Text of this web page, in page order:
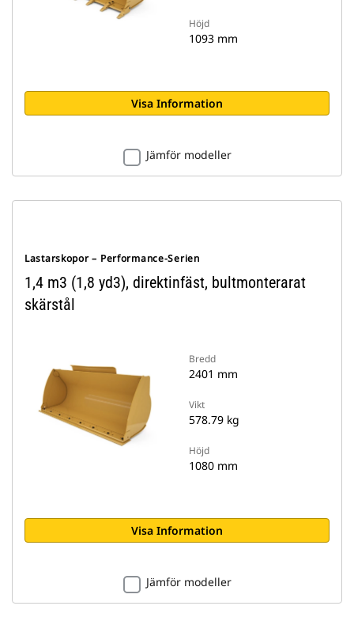
Höjd
1093 mm
Visa Information
Jämför modeller
Lastarskopor – Performance-Serien
1,4 m3 (1,8 yd3), direktinfäst, bultmonterarat
skärstål
Bredd
2401 mm
Vikt
578.79 kg
Höjd
1080 mm
Visa Information
Jämför modeller